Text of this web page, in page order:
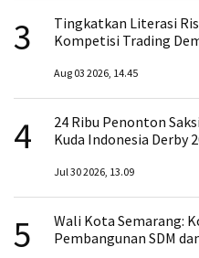
3
Tingkatkan Literasi
Kompetisi Trading
Aug 03 2026, 14.45
4
24 Ribu Penonton
Kuda Indonesia Derby
Jul 30 2026, 13.09
5
Wali Kota Semarang:
Pembangunan SDM